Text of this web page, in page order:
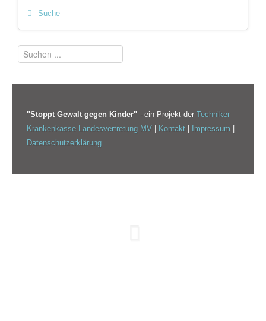
Suche
"Stoppt Gewalt gegen Kinder" - ein Projekt der Techniker
Krankenkasse Landesvertretung MV
Kontakt Impressum
Datenschutzerklärung